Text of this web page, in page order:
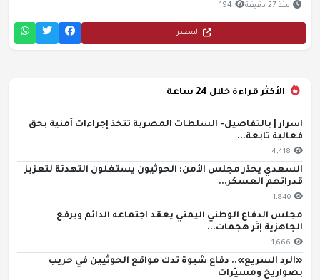
منذ 27 دقيقة 194
المصدر
الأكثر قراءة خلال 24 ساعة
اسرار | بالتفاصيل- السلطات المصرية تتخذ إجراءات أمنية بحق
فعالية تابعة...
4,418
السعدي يحذر مجلس الأمن: الحوثيون يستغلون التهدئة لتعزيز
قدراتهم العسكر...
1,840
مجلس الدفاع الوطني اليمني يعقد اجتماعه الدائم ويرفع
الجاهزية إثر هجمات...
1,666
«الرد السريع».. دفاع شبوة تدك مواقع الحوثيين في حريب
بصواريخ ومسيّرات